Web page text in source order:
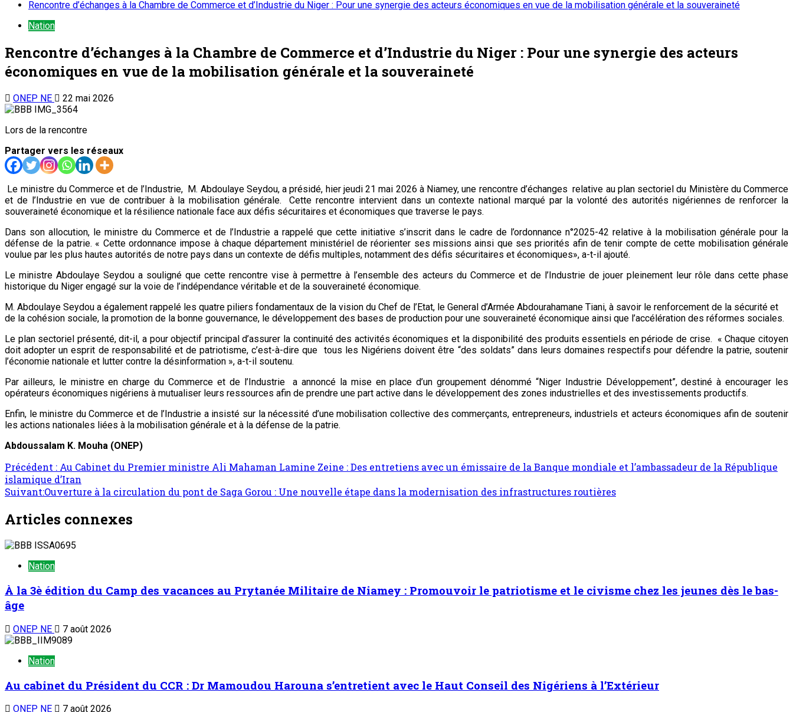
Rencontre d’échanges à la Chambre de Commerce et d’Industrie du Niger : Pour une synergie des acteurs économiques en vue de la mobilisation générale et la souveraineté
Nation
Rencontre d’échanges à la Chambre de Commerce et d’Industrie du Niger : Pour une synergie des acteurs
économiques en vue de la mobilisation générale et la souveraineté
ONEP NE 22 mai 2026
Lors de la rencontre
Partager vers les réseaux
Le ministre du Commerce et de l’Industrie, M. Abdoulaye Seydou, a présidé, hier jeudi 21 mai 2026 à Niamey, une rencontre d’échanges relative au plan sectoriel du Ministère du Commerce
et de l’Industrie en vue de contribuer à la mobilisation générale. Cette rencontre intervient dans un contexte national marqué par la volonté des autorités nigériennes de renforcer la
souveraineté économique et la résilience nationale face aux défis sécuritaires et économiques que traverse le pays.
Dans son allocution, le ministre du Commerce et de l’Industrie a rappelé que cette initiative s’inscrit dans le cadre de l’ordonnance n°2025-42 relative à la mobilisation générale pour la
défense de la patrie. « Cette ordonnance impose à chaque département ministériel de réorienter ses missions ainsi que ses priorités afin de tenir compte de cette mobilisation générale
voulue par les plus hautes autorités de notre pays dans un contexte de défis multiples, notamment des défis sécuritaires et économiques», a-t-il ajouté.
Le ministre Abdoulaye Seydou a souligné que cette rencontre vise à permettre à l’ensemble des acteurs du Commerce et de l’Industrie de jouer pleinement leur rôle dans cette phase
historique du Niger engagé sur la voie de l’indépendance véritable et de la souveraineté économique.
M. Abdoulaye Seydou a également rappelé les quatre piliers fondamentaux de la vision du Chef de l’Etat, le General d’Armée Abdourahamane Tiani, à savoir le renforcement de la sécurité et
de la cohésion sociale, la promotion de la bonne gouvernance, le développement des bases de production pour une souveraineté économique ainsi que l’accélération des réformes sociales.
Le plan sectoriel présenté, dit-il, a pour objectif principal d’assurer la continuité des activités économiques et la disponibilité des produits essentiels en période de crise. « Chaque citoyen
doit adopter un esprit de responsabilité et de patriotisme, c’est-à-dire que tous les Nigériens doivent être “des soldats” dans leurs domaines respectifs pour défendre la patrie, soutenir
l’économie nationale et lutter contre la désinformation », a-t-il soutenu.
Par ailleurs, le ministre en charge du Commerce et de l’Industrie a annoncé la mise en place d’un groupement dénommé “Niger Industrie Développement”, destiné à encourager les
opérateurs économiques nigériens à mutualiser leurs ressources afin de prendre une part active dans le développement des zones industrielles et des investissements productifs.
Enfin, le ministre du Commerce et de l’Industrie a insisté sur la nécessité d’une mobilisation collective des commerçants, entrepreneurs, industriels et acteurs économiques afin de soutenir
les actions nationales liées à la mobilisation générale et à la défense de la patrie.
Abdoussalam K. Mouha (ONEP)
Précédent : Au Cabinet du Premier ministre Ali Mahaman Lamine Zeine : Des entretiens avec un émissaire de la Banque mondiale et l’ambassadeur de la République
islamique d’Iran
Suivant:Ouverture à la circulation du pont de Saga Gorou : Une nouvelle étape dans la modernisation des infrastructures routières
Articles connexes
Nation
À la 3è édition du Camp des vacances au Prytanée Militaire de Niamey : Promouvoir le patriotisme et le civisme chez les jeunes dès le bas-
âge
ONEP NE 7 août 2026
Nation
Au cabinet du Président du CCR : Dr Mamoudou Harouna s’entretient avec le Haut Conseil des Nigériens à l’Extérieur
ONEP NE 7 août 2026